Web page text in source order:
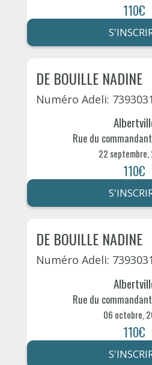
110€
DE BOUILLE NADINE
Numéro Adeli:
Rue du
22
110€
DE BOUILLE NADINE
Numéro Adeli:
Rue du
06 octobre,
110€